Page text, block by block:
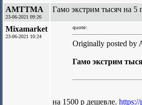
AMTTMA
23-06-2021 09:26
Гамо экстрим тысяч на 5
Mixamarket
23-06-2021 10:24
quote:
Originally posted by
Гамо экстрим
на 1500 р дешевле.